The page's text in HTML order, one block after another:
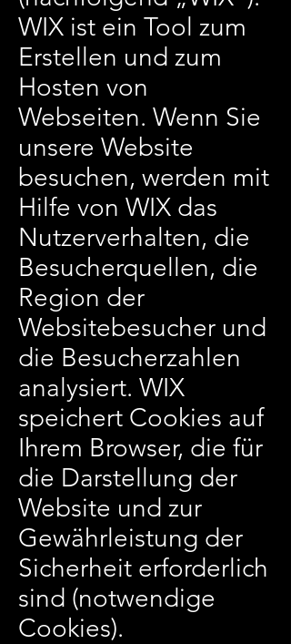
WIX ist ein Tool zum
Erstellen und zum
Hosten von
Webseiten. Wenn Sie
unsere Website
besuchen, werden mit
Hilfe von WIX das
Nutzerverhalten, die
Besucherquellen, die
Region der
Websitebesucher und
die Besucherzahlen
analysiert. WIX
speichert Cookies auf
Ihrem Browser, die für
die Darstellung der
Website und zur
Gewährleistung der
Sicherheit erforderlich
sind (notwendige
Cookies).